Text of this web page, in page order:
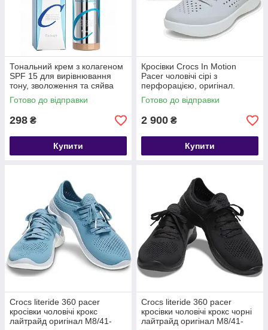
Тональний крем з колагеном
SPF 15 для вирівнювання
тону, зволоження та сяйва
шкіри Enough Collagen тон 13
Готово до відправки
298 ₴
Купити
Кросівки Crocs In Motion
Pacer чоловічі сірі з
перфорацією, оригінал.
Готово до відправки
2 900 ₴
Купити
Crocs literide 360 pacer
кросівки чоловічі крокс
лайтрайд оригінал М8/41-
Crocs literide 360 pacer
кросівки чоловічі крокс чорні
лайтрайд оригінал М8/41-